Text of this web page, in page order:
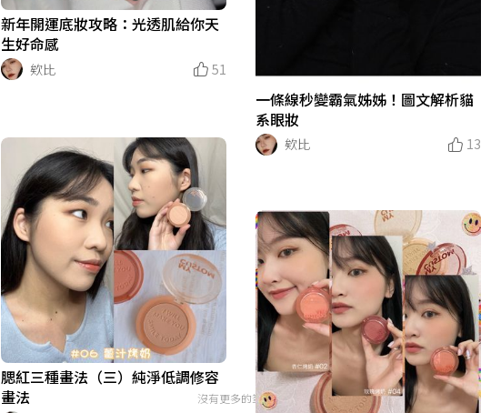
新年開運底妝攻略：光透肌給你天
生好命感
欸比
51
一條線秒變霸氣姊姊！圖文解析貓
系眼妝
欸比
13
腮紅三種畫法（三）純淨低調修容
畫法
沒有更多的筆記了